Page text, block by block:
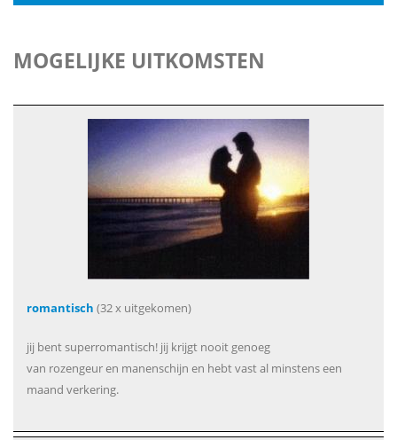
MOGELIJKE UITKOMSTEN
romantisch (32 x uitgekomen)
jij bent superromantisch! jij krijgt nooit genoeg
van rozengeur en manenschijn en hebt vast al minstens een
maand verkering.